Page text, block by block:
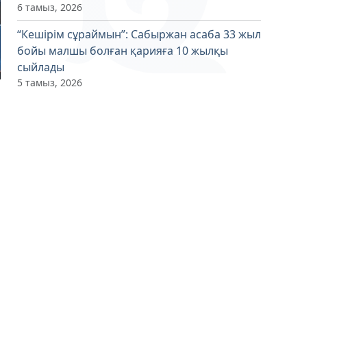
6 тамыз, 2026
“Кешірім сұраймын”: Сабыржан асаба 33 жыл
бойы малшы болған қарияға 10 жылқы
сыйлады
5 тамыз, 2026